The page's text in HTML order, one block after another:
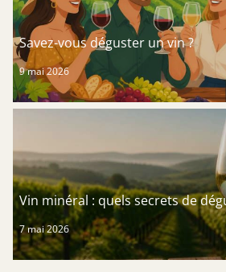
Savez-vous déguster un vin ?
9 mai 2026
Vin minéral : quels secrets de
7 mai 2026